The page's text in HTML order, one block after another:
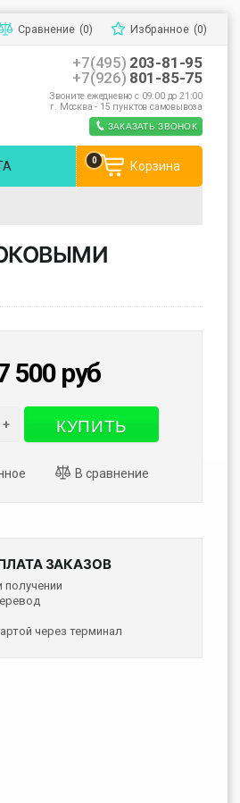
Сравнение (0) Избранное (0)
+7(495) 203-81-95
+7(926) 801-85-75
Звоните ежедневно с 09:00 до 21:00
г. Москва - 15 пунктов самовывоза
ЗАКАЗАТЬ ЗВОНОК
Корзина
0
500 руб
+ КУПИТЬ
ЗАКАЗОВ
через терминал